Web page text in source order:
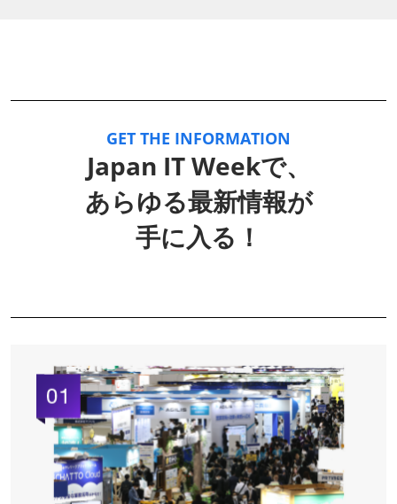
GET THE INFORMATION
Japan IT Weekで、
あらゆる最新情報が
手に入る！